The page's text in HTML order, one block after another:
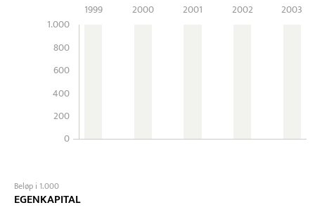
1.000
800
600
400
200
0
1999 2000 2001 2002 2003
Beløp i 1.000
EGENKAPITAL